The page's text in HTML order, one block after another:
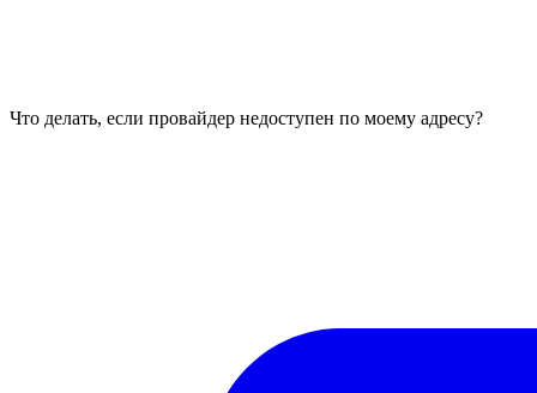
Что делать, если провайдер недоступен по моему адресу?